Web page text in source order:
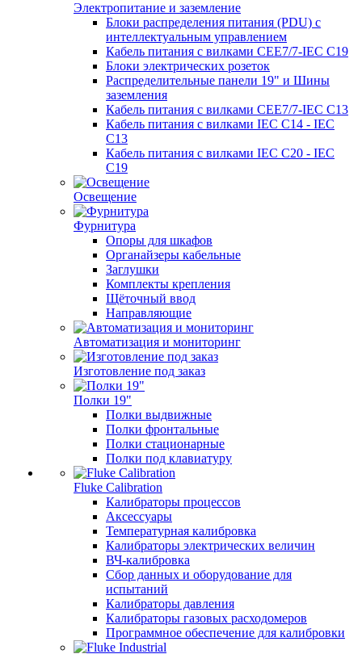
Электропитание и заземление
Блоки распределения питания (PDU) с
интеллектуальным управлением
Кабель питания с вилками CEE7/7-IEC C19
Блоки электрических розеток
Распределительные панели 19" и Шины
заземления
Кабель питания с вилками CEE7/7-IEC C13
Кабель питания с вилками IEC C14 - IEC
C13
Кабель питания с вилками IEC C20 - IEC
C19
Освещение
Фурнитура
Опоры для шкафов
Органайзеры кабельные
Заглушки
Комплекты крепления
Щёточный ввод
Направляющие
Автоматизация и мониторинг
Изготовление под заказ
Полки 19"
Полки выдвижные
Полки фронтальные
Полки стационарные
Полки под клавиатуру
Fluke Calibration
Калибраторы процессов
Аксессуары
Температурная калибровка
Калибраторы электрических величин
ВЧ-калибровка
Сбор данных и оборудование для
испытаний
Калибраторы давления
Калибраторы газовых расходомеров
Программное обеспечение для калибровки